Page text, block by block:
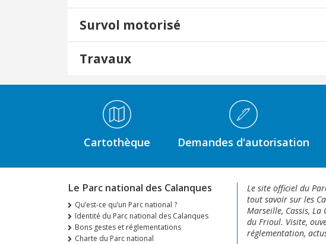
Survol motorisé
Travaux
Médiathèque Footer
Cartothèque Demandes d'autorisation
Le Parc national des Calanques
Qu’est-ce qu’un Parc national ?
Identité du Parc national des Calanques
Bons gestes et réglementations
Charte du Parc national
Le site officiel du
tout savoir sur les
Marseille, Cassis, La
du Frioul. Visite,
réglementation,